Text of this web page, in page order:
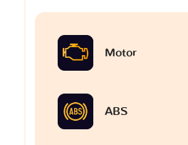
Motor
ABS